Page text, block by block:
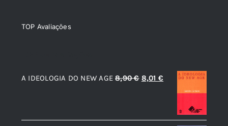
TOP Avaliações
A IDEOLOGIA DO NEW AGE 8,90€ O
era:
8,01 €
preço
é: